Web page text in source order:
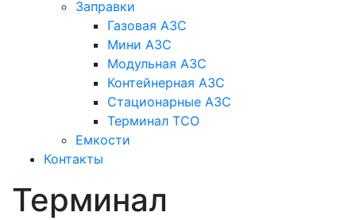
Заправки
Газовая АЗС
Мини АЗС
Модульная АЗС
Контейнерная АЗС
Стационарные АЗС
Терминал ТСО
Емкости
Контакты
Терминал